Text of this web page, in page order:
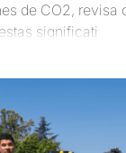
de CO2, revisa
significati